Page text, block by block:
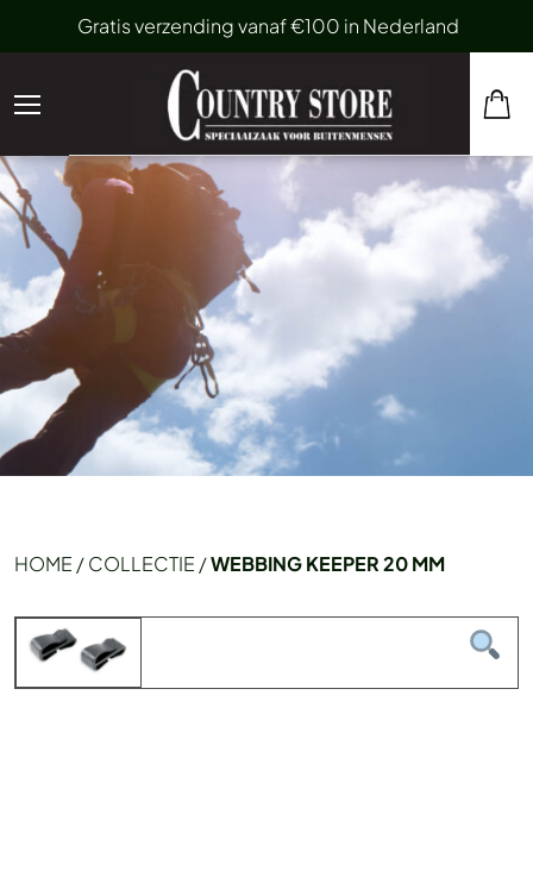
Gratis verzending vanaf €100 in Nederland
HOME /COLLECTIE /WEBBING KEEPER 20 MM